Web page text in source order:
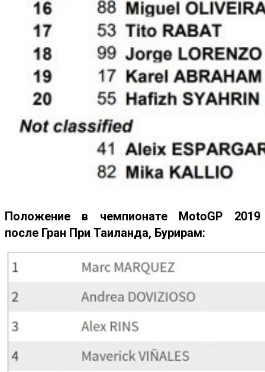
Положение в чемпионате MotoGP 2019
после Гран При Таиланда, Бурирам: